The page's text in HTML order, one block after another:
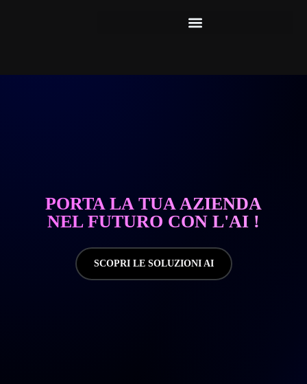
PORTA LA TUA AZIENDA
NEL FUTURO CON L'AI !
SCOPRI LE SOLUZIONI AI